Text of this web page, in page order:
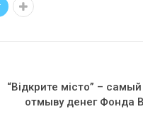
“Відкрите місто” –
отмыву денег Фонда